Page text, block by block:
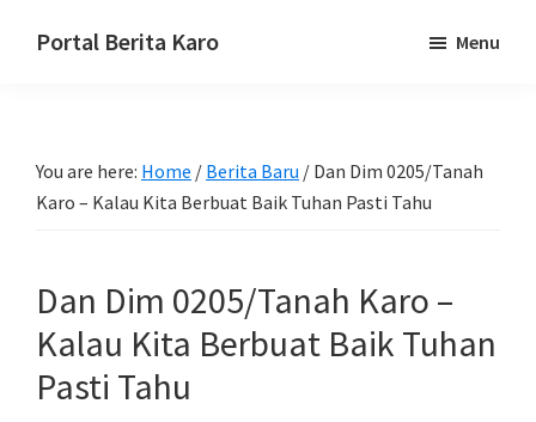
Portal Berita Karo
Karo,
sejarah
Menu
You are here: Home / Berita Baru / Dan Dim 0205/Tanah
Karo – Kalau Kita Berbuat Baik Tuhan Pasti Tahu
Dan Dim 0205/Tanah Karo –
Kalau Kita Berbuat Baik Tuhan
Pasti Tahu